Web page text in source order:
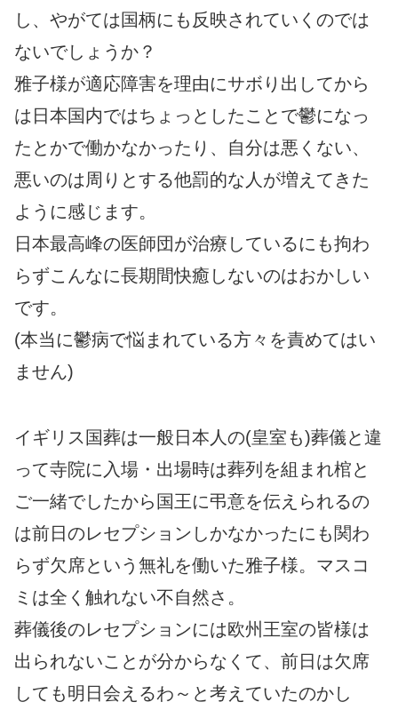
し、やがては国柄にも反映されていくのでは
ないでしょうか？
雅子様が適応障害を理由にサボり出してから
は日本国内ではちょっとしたことで鬱になっ
たとかで働かなかったり、自分は悪くない、
悪いのは周りとする他罰的な人が増えてきた
ように感じます。
日本最高峰の医師団が治療しているにも拘わ
らずこんなに長期間快癒しないのはおかしい
です。
(本当に鬱病で悩まれている方々を責めてはい
ません)
イギリス国葬は一般日本人の(皇室も)葬儀と違
って寺院に入場・出場時は葬列を組まれ棺と
ご一緒でしたから国王に弔意を伝えられるの
は前日のレセプションしかなかったにも関わ
らず欠席という無礼を働いた雅子様。マスコ
ミは全く触れない不自然さ。
葬儀後のレセプションには欧州王室の皆様は
出られないことが分からなくて、前日は欠席
しても明日会えるわ～と考えていたのかし